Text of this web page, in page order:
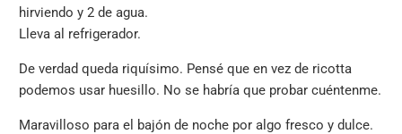
hirviendo y 2 de agua.
Lleva al refrigerador.
De verdad queda riquísimo. Pensé que en vez de ricotta
podemos usar huesillo. No se habría que probar cuéntenme.
Maravilloso para el bajón de noche por algo fresco y dulce.